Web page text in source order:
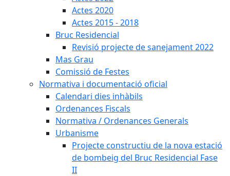
Actes 2020
Actes 2015 - 2018
Bruc Residencial
Revisió projecte de sanejament 2022
Mas Grau
Comissió de Festes
Normativa i documentació oficial
Calendari dies inhàbils
Ordenances Fiscals
Normativa / Ordenances Generals
Urbanisme
Projecte constructiu de la nova estació
de bombeig del Bruc Residencial Fase
II